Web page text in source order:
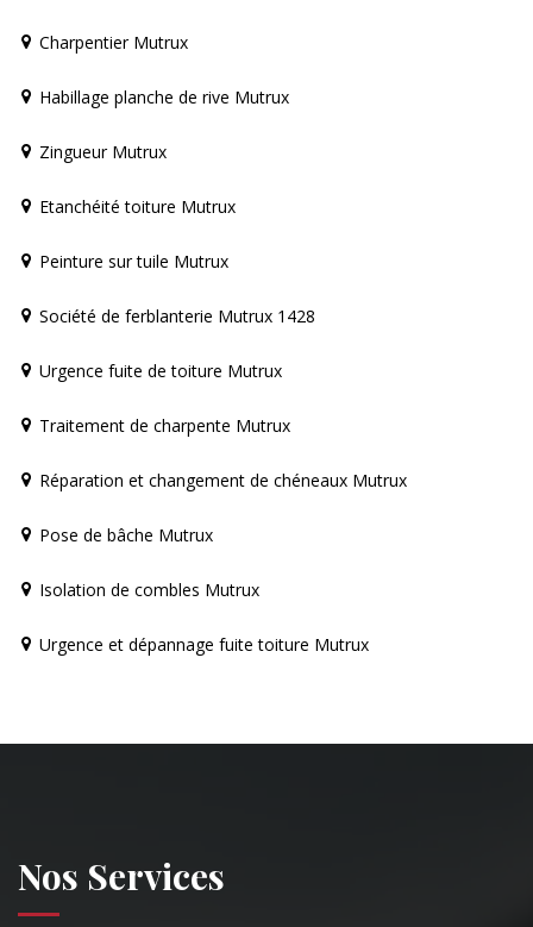
Charpentier Mutrux
Habillage planche de rive Mutrux
Zingueur Mutrux
Etanchéité toiture Mutrux
Peinture sur tuile Mutrux
Société de ferblanterie Mutrux 1428
Urgence fuite de toiture Mutrux
Traitement de charpente Mutrux
Réparation et changement de chéneaux Mutrux
Pose de bâche Mutrux
Isolation de combles Mutrux
Urgence et dépannage fuite toiture Mutrux
Nos Services